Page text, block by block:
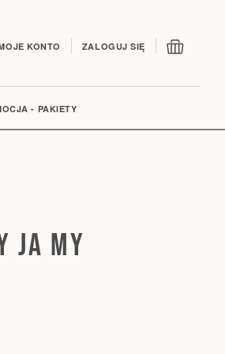
KONTO ZALOGUJ SIĘ Mój
- PAKIETY
JA MY